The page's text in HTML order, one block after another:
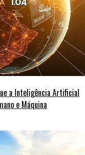
a Inteligência Artificial
e Máquina